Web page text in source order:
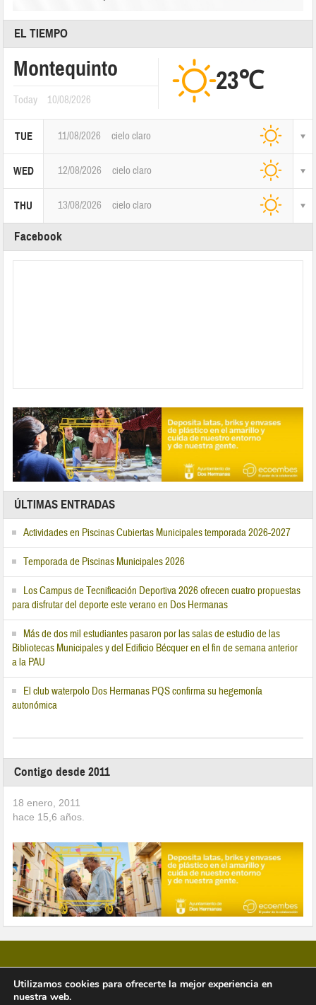
EL TIEMPO
Montequinto
Today 10/08/2026
23℃
TUE 11/08/2026 cielo claro
WED 12/08/2026 cielo claro
THU 13/08/2026 cielo claro
Facebook
ÚLTIMAS ENTRADAS
Actividades en Piscinas Cubiertas Municipales temporada 2026-2027
Temporada de Piscinas Municipales 2026
Los Campus de Tecnificación Deportiva 2026 ofrecen cuatro propuestas
para disfrutar del deporte este verano en Dos Hermanas
Más de dos mil estudiantes pasaron por las salas de estudio de las
Bibliotecas Municipales y del Edificio Bécquer en el fin de semana anterior
a la PAU
El club waterpolo Dos Hermanas PQS confirma su hegemonía
autonómica
Contigo desde 2011
18 enero, 2011
hace 15,6 años.
Copyright © 2026 Vivir en Montequinto Periódico Digital
Utilizamos cookies para ofrecerte la mejor experiencia en
nuestra web.